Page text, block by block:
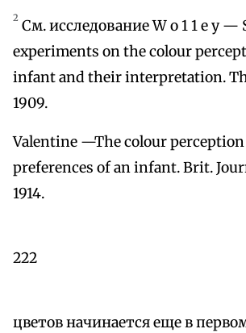
2 См. исследование W о 1 1 e у —
experiments on the colour
infant and their interpretation.
1909.
Valentine —The colour
preferences of an infant. Brit.
1914.
222
цветов начинается еще в